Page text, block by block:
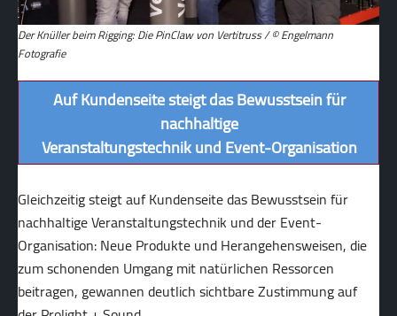
Der Knüller beim Rigging: Die PinClaw von Vertitruss / © Engelmann
Fotografie
Auf Kundenseite steigt das Bewusstsein für
nachhaltige
Veranstaltungstechnik und Event-Organisation
Gleichzeitig steigt auf Kundenseite das Bewusstsein für
nachhaltige Veranstaltungstechnik und der Event-
Organisation: Neue Produkte und Herangehensweisen, die
zum schonenden Umgang mit natürlichen Ressorcen
beitragen, gewannen deutlich sichtbare Zustimmung auf